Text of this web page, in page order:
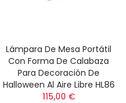
Lámpara De Mesa Portátil
Con Forma De Calabaza
Para Decoración De
Halloween Al Aire Libre HL86
115,00 €